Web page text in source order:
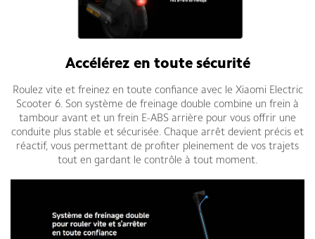
Accélérez en toute sécurité
Roulez vite et freinez en toute confiance avec le Xiaomi Electric
Scooter 6. Son système de freinage double combine un frein à
tambour avant et un frein E-ABS arrière pour vous offrir une
conduite plus stable et sécurisée. Chaque arrêt devient précis et
réactif, vous permettant de profiter pleinement de vos trajets
tout en gardant le contrôle à tout moment.